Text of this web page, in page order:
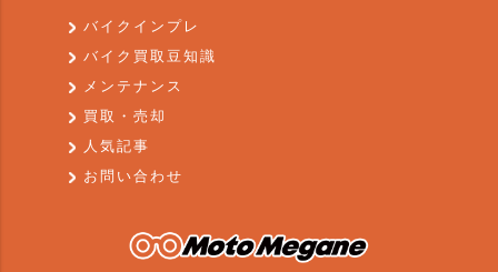
バイクインプレ
バイク買取豆知識
メンテナンス
買取・売却
人気記事
お問い合わせ